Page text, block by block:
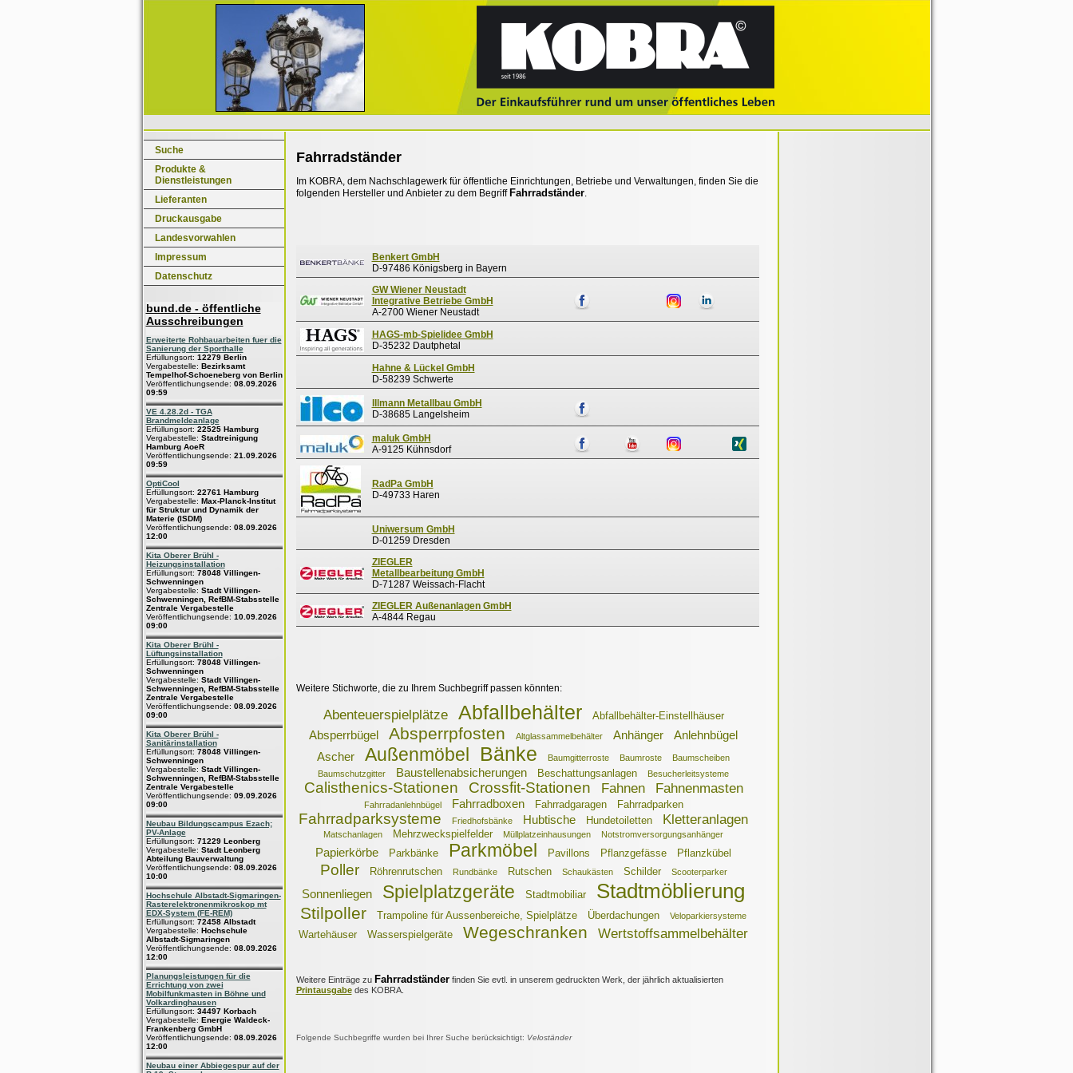
Suche
Produkte &
Dienstleistungen
Lieferanten
Druckausgabe
Landesvorwahlen
Impressum
Datenschutz
bund.de - öffentliche
Ausschreibungen
Erweiterte Rohbauarbeiten fuer die
Sanierung der Sporthalle
Erfüllungsort: 12279 Berlin
Vergabestelle: Bezirksamt
Tempelhof-Schoeneberg von Berlin
Veröffentlichungsende: 08.09.2026
09:59
VE 4.28.2d - TGA
Brandmeldeanlage
Erfüllungsort: 22525 Hamburg
Vergabestelle: Stadtreinigung
Hamburg AoeR
Veröffentlichungsende: 21.09.2026
09:59
OptiCool
Erfüllungsort: 22761 Hamburg
Vergabestelle: Max-Planck-Institut
für Struktur und Dynamik der
Materie (ISDM)
Veröffentlichungsende: 08.09.2026
12:00
Kita Oberer Brühl -
Heizungsinstallation
Erfüllungsort: 78048 Villingen-
Schwenningen
Vergabestelle: Stadt Villingen-
Schwenningen, RefBM-Stabsstelle
Zentrale Vergabestelle
Veröffentlichungsende: 10.09.2026
09:00
Kita Oberer Brühl -
Lüftungsinstallation
Erfüllungsort: 78048 Villingen-
Schwenningen
Vergabestelle: Stadt Villingen-
Schwenningen, RefBM-Stabsstelle
Zentrale Vergabestelle
Veröffentlichungsende: 08.09.2026
09:00
Kita Oberer Brühl -
Sanitärinstallation
Erfüllungsort: 78048 Villingen-
Schwenningen
Vergabestelle: Stadt Villingen-
Schwenningen, RefBM-Stabsstelle
Zentrale Vergabestelle
Veröffentlichungsende: 09.09.2026
09:00
Neubau Bildungscampus Ezach;
PV-Anlage
Erfüllungsort: 71229 Leonberg
Vergabestelle: Stadt Leonberg
Abteilung Bauverwaltung
Veröffentlichungsende: 08.09.2026
10:00
Hochschule Albstadt-Sigmaringen-
Rasterelektronenmikroskop mt
EDX-System (FE-REM)
Erfüllungsort: 72458 Albstadt
Vergabestelle: Hochschule
Albstadt-Sigmaringen
Veröffentlichungsende: 08.09.2026
12:00
Planungsleistungen für die
Errichtung von zwei
Mobilfunkmasten in Böhne und
Volkardinghausen
Erfüllungsort: 34497 Korbach
Vergabestelle: Energie Waldeck-
Frankenberg GmbH
Veröffentlichungsende: 08.09.2026
12:00
Neubau einer Abbiegespur auf der
Fahrradständer
Im KOBRA, dem Nachschlagewerk für öffentliche Einrichtungen, Betriebe und Verwaltungen, finden Sie die
folgenden Hersteller und Anbieter zu dem Begriff Fahrradständer.
Benkert GmbH
D-97486 Königsberg in Bayern
GW Wiener Neustadt
Integrative Betriebe GmbH
A-2700 Wiener Neustadt
HAGS-mb-Spielidee GmbH
D-35232 Dautphetal
Hahne & Lückel GmbH
D-58239 Schwerte
Illmann Metallbau GmbH
D-38685 Langelsheim
maluk GmbH
A-9125 Kühnsdorf
RadPa GmbH
D-49733 Haren
Uniwersum GmbH
D-01259 Dresden
ZIEGLER
Metallbearbeitung GmbH
D-71287 Weissach-Flacht
ZIEGLER Außenanlagen GmbH
A-4844 Regau
Weitere Stichworte, die zu Ihrem Suchbegriff passen könnten:
Abenteuerspielplätze Abfallbehälter Abfallbehälter-Einstellhäuser
Absperrbügel Absperrpfosten Altglassammelbehälter Anhänger
Anlehnbügel
Ascher
Außenmöbel Bänke Baumgitterroste Baumroste
Baumscheiben
Baumschutzgitter
Baustellenabsicherungen Beschattungsanlagen Besucherleitsysteme
Calisthenics-Stationen Crossfit-Stationen Fahnen Fahnenmasten
Fahrradanlehnbügel Fahrradboxen Fahrradgaragen Fahrradparken
Fahrradparksysteme Friedhofsbänke Hubtische Hundetoiletten Kletteranlagen
Matschanlagen Mehrzweckspielfelder Müllplatzeinhausungen Notstromversorgungsanhänger
Papierkörbe Parkbänke Parkmöbel Pavillons Pflanzgefässe Pflanzkübel
Poller Röhrenrutschen Rundbänke Rutschen Schaukästen Schilder Scooterparker
Sonnenliegen Spielplatzgeräte Stadtmobiliar Stadtmöblierung
Stilpoller Trampoline für Aussenbereiche, Spielplätze Überdachungen Veloparkiersysteme
Wartehäuser Wasserspielgeräte Wegeschranken Wertstoffsammelbehälter
Weitere Einträge zu Fahrradständerfinden Sie evtl. in unserem gedruckten Werk, der jährlich aktualisierten
Printausgabedes KOBRA.
Folgende Suchbegriffe wurden bei Ihrer Suche berücksichtigt: Veloständer